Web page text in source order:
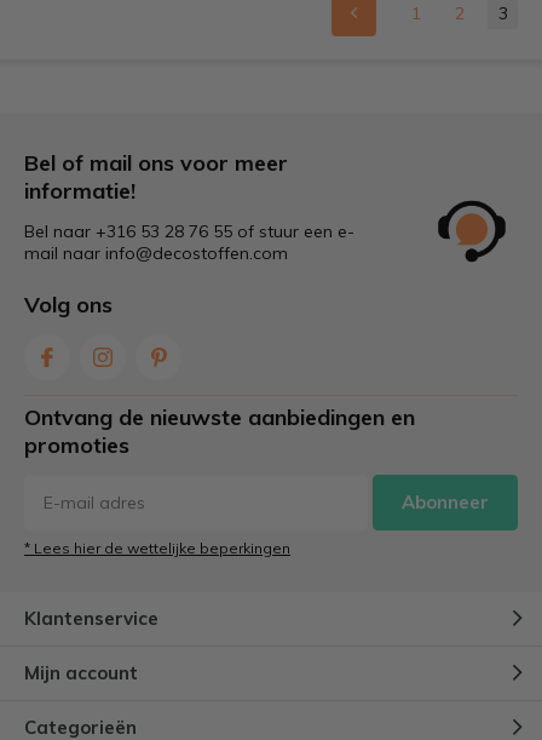
1 2 3
Bel of mail ons voor meer
informatie!
Bel naar +316 53 28 76 55 of stuur een e-
mail naar info@decostoffen.com
Volg ons
Ontvang de nieuwste aanbiedingen en
promoties
Abonneer
* Lees hier de wettelijke beperkingen
Klantenservice
Mijn account
Categorieën